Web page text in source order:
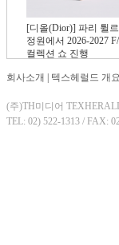
[디올(Dior)] 파리 튈르
정원에서 2026-2027
컬렉션 쇼 진행
회사소개 텍스헤럴드 개요
(주)TH미디어
TEL: 02) 522-1313 / FAX: